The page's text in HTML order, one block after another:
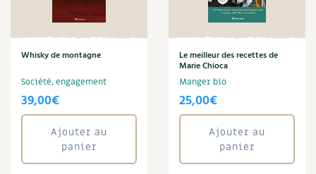
Whisky de montagne
Société, engagement
39,00€
Ajouter au
panier
Le meilleur des recettes de
Marie Chioca
Manger bio
25,00€
Ajouter au
panier